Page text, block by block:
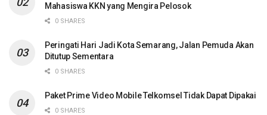
Mahasiswa KKN yang Mengira Pelosok
0 SHARES
Peringati Hari Jadi Kota Semarang, Jalan Pemuda Akan
Ditutup Sementara
0 SHARES
Paket Prime Video Mobile Telkomsel Tidak Dapat Dipakai
0 SHARES